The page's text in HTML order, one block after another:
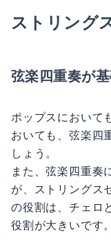
ストリング
弦楽四重奏が
ポップスにおいて
おいても、弦楽四
しょう。
また、弦楽四重奏
が、ストリングス
の役割は、チェロ
役割が大きいです。